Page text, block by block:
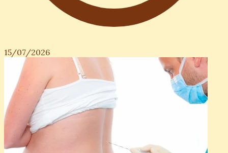
15/07/2026